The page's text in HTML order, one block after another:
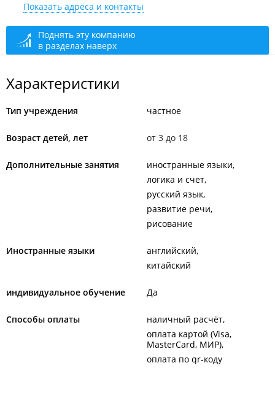
сегодня закрыто
Показать адреса и контакты
Поднять эту компанию
в разделах наверх
Характеристики
Тип учреждения частное
Возраст детей, лет от 3 до 18
Дополнительные занятия
иностранные языки
логика и счет
русский язык
развитие речи
рисование
Иностранные языки
английский
китайский
индивидуальное обучение Да
Способы оплаты
наличный расчёт
оплата картой (Visa,
MasterCard, МИР)
оплата по qr-коду